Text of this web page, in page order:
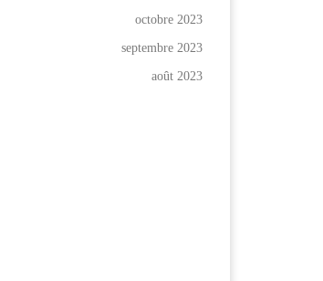
octobre 2023
septembre 2023
août 2023